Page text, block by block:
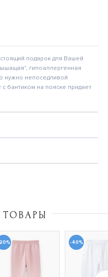
подарок для Вашей
гипоаллергенная
нужно непоседливой
бантиком на пояске придает
-40%